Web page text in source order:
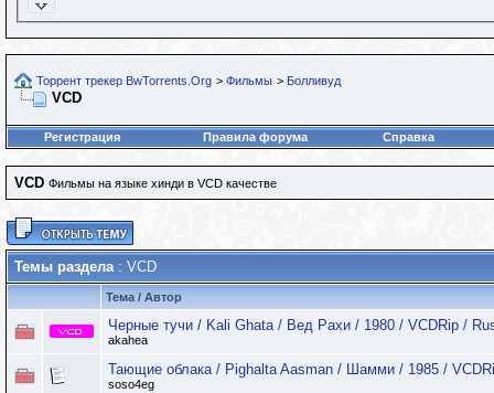
Торрент трекер BwTorrents.Org > Фильмы > Болливуд
VCD
Регистрация Правила форума Справка
VCD Фильмы на языке хинди в VCD качестве
Темы раздела: VCD
Тема / Автор
Черные тучи / Kali Ghata / Вед Рахи / 1980 / VCDRip /
akahea
Тающие облака / Pighalta Aasman / Шамми / 1985 /
soso4eg